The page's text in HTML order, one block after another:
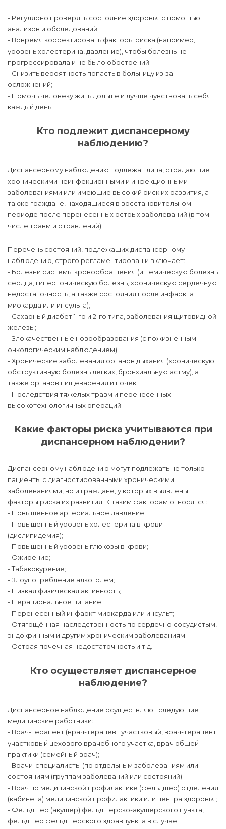
- Регулярно проверять состояние здоровья с помощью
анализов и обследований;
- Вовремя корректировать факторы риска (например,
уровень холестерина, давление), чтобы болезнь не
прогрессировала и не было обострений;
- Снизить вероятность попасть в больницу из‑за
осложнений;
- Помочь человеку жить дольше и лучше чувствовать себя
каждый день.
Кто подлежит диспансерному
наблюдению?
Диспансерному наблюдению подлежат лица, страдающие
хроническими неинфекционными и инфекционными
заболеваниями или имеющие высокий риск их развития, а
также граждане, находящиеся в восстановительном
периоде после перенесенных острых заболеваний (в том
числе травм и отравлений).
Перечень состояний, подлежащих диспансерному
наблюдению, строго регламентирован и включает:
- Болезни системы кровообращения (ишемическую болезнь
сердца, гипертоническую болезнь, хроническую сердечную
недостаточность, а также состояния после инфаркта
миокарда или инсульта);
- Сахарный диабет 1-го и 2-го типа, заболевания щитовидной
железы;
- Злокачественные новообразования (с пожизненным
онкологическим наблюдением);
- Хронические заболевания органов дыхания (хроническую
обструктивную болезнь легких, бронхиальную астму), а
также органов пищеварения и почек;
- Последствия тяжелых травм и перенесенных
высокотехнологичных операций.
Какие факторы риска учитываются при
диспансерном наблюдении?
Диспансерному наблюдению могут подлежать не только
пациенты с диагностированными хроническими
заболеваниями, но и граждане, у которых выявлены
факторы риска их развития. К таким факторам относятся:
- Повышенное артериальное давление;
- Повышенный уровень холестерина в крови
(дислипидемия);
- Повышенный уровень глюкозы в крови;
- Ожирение;
- Табакокурение;
- Злоупотребление алкоголем;
- Низкая физическая активность;
- Нерациональное питание;
- Перенесенный инфаркт миокарда или инсульт;
- Отягощённая наследственность по сердечно‑сосудистым,
эндокринным и другим хроническим заболеваниям;
- Острая почечная недостаточность и т.д.
Кто осуществляет диспансерное
наблюдение?
Диспансерное наблюдение осуществляют следующие
медицинские работники:
- Врач-терапевт (врач-терапевт участковый, врач-терапевт
участковый цехового врачебного участка, врач общей
практики (семейный врач);
- Врачи-специалисты (по отдельным заболеваниям или
состояниям (группам заболеваний или состояний);
- Врач по медицинской профилактике (фельдшер) отделения
(кабинета) медицинской профилактики или центра здоровья;
- Фельдшер (акушер) фельдшерско-акушерского пункта,
фельдшер фельдшерского здравпункта в случае